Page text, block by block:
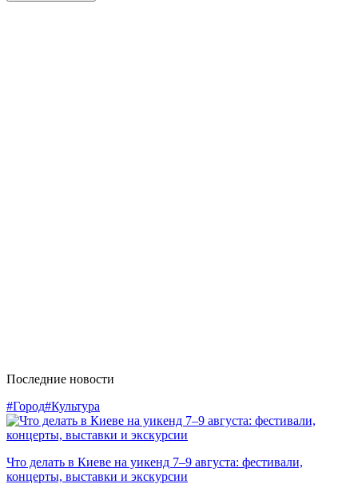
Последние новости
#Город#Культура
Что делать в Киеве на уикенд 7–9 августа: фестивали,
концерты, выставки и экскурсии